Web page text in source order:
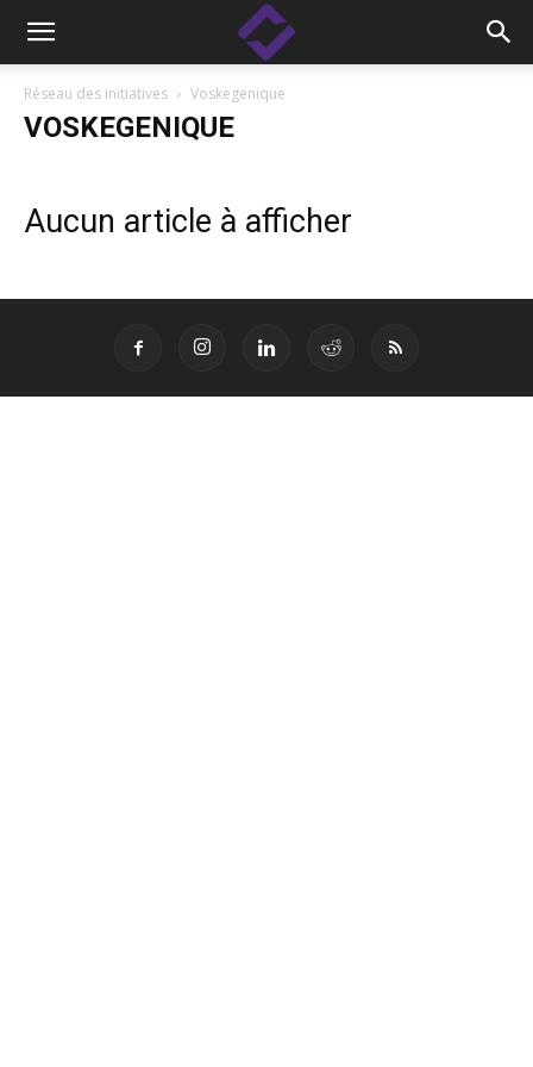
Réseau des initiatives Voskegenique
VOSKEGENIQUE
Aucun article à afficher